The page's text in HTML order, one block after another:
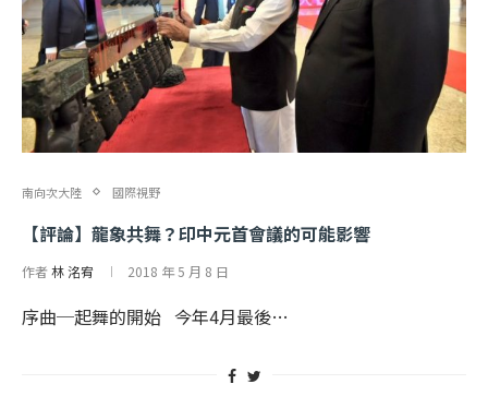
南向次大陸 國際視野
【評論】龍象共舞？印中元首會議的可能影響
作者林 洺宥 2018 年 5 月 8 日
序曲─起舞的開始 今年4月最後…